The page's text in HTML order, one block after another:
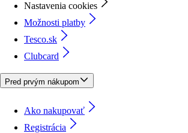
Nastavenia cookies
Možnosti platby
Tesco.sk
Clubcard
Pred prvým nákupom
Ako nakupovať
Registrácia